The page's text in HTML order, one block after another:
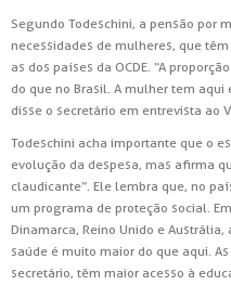
Segundo Todeschini, a pensão por
necessidades de mulheres, que
as dos países da OCDE. “A
do que no Brasil. A mulher tem
disse o secretário em entrevista ao
Todeschini acha importante que o
evolução da despesa, mas afirma
claudicante”. Ele lembra que, no
um programa de proteção social.
Dinamarca, Reino Unido e
saúde é muito maior do que aqui.
secretário, têm maior acesso à